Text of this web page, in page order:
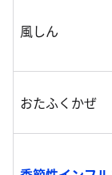
風しん
おたふくかぜ